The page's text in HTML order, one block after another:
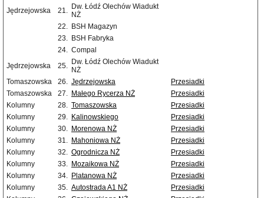
Jędrzejowska
21. Dw. Łódź Olechów Wiadukt
NŻ
22. BSH Magazyn
23. BSH Fabryka
24. Compal
Jędrzejowska
25. Dw. Łódź Olechów Wiadukt
NŻ
Tomaszowska
26. Jędrzejowska
Przesiadki
Tomaszowska
27. Małego Rycerza NŻ
Przesiadki
Kolumny
28. Tomaszowska
Przesiadki
Kolumny
29. Kalinowskiego
Przesiadki
Kolumny
30. Morenowa NŻ
Przesiadki
Kolumny
31. Mahoniowa NŻ
Przesiadki
Kolumny
32. Ogrodnicza NŻ
Przesiadki
Kolumny
33. Mozaikowa NŻ
Przesiadki
Kolumny
34. Platanowa NŻ
Przesiadki
Kolumny
35. Autostrada A1 NŻ
Przesiadki